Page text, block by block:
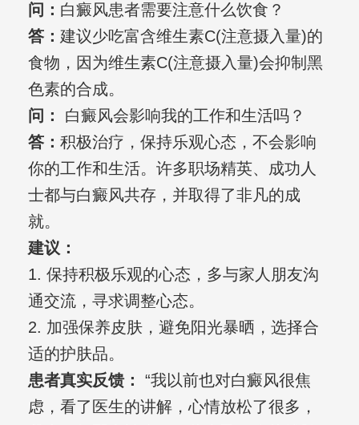
问： 白癜风患者需要注意什么饮食？
答： 建议少吃富含维生素C(注意摄入量)的
食物，因为维生素C(注意摄入量)会抑制黑
色素的合成。
问：
白癜风会影响我的工作和生活吗？
答： 积极治疗，保持乐观心态，不会影响
你的工作和生活。许多职场精英、成功人
士都与白癜风共存，并取得了非凡的成
就。
建议：
1. 保持积极乐观的心态，多与家人朋友沟
通交流，寻求调整心态。
2. 加强保养皮肤，避免阳光暴晒，选择合
适的护肤品。
患者真实反馈：
“我以前也对白癜风很焦
虑，看了医生的讲解，心情放松了很多，